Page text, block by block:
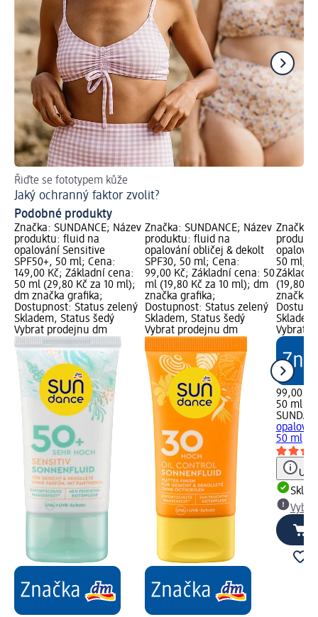
Řiďte se fototypem kůže
Jaký ochranný faktor zvolit?
Podobné produkty
Značka: SUNDANCE; Název
produktu: fluid na
opalování Sensitive
SPF50+, 50 ml; Cena:
149,00 Kč; Základní cena:
50 ml (29,80 Kč za 10 ml);
dm značka grafika;
Dostupnost: Status zelený
Skladem, Status šedý
Vybrat prodejnu dm
Značka: SUNDANCE; Název
produktu: fluid na
opalování obličej & dekolt
SPF30, 50 ml; Cena:
99,00 Kč; Základní cena: 50
ml (19,80 Kč za 10 ml); dm
značka grafika;
Dostupnost: Status zelený
Skladem, Status šedý
Vybrat prodejnu dm
Značka:
50 ml;
(19,80
značka
Vybrat
99,00 Kč
50 ml
50 ml